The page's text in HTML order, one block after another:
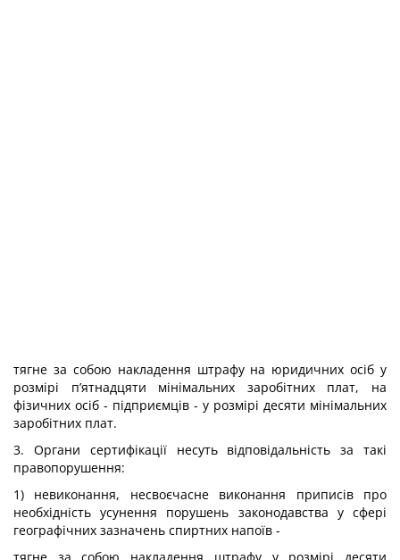
тягне за собою накладення штрафу на юридичних осіб у
розмірі п’ятнадцяти мінімальних заробітних плат, на
фізичних осіб - підприємців - у розмірі десяти мінімальних
заробітних плат.
3. Органи сертифікації несуть відповідальність за такі
правопорушення:
1) невиконання, несвоєчасне виконання приписів про
необхідність усунення порушень законодавства у сфері
географічних зазначень спиртних напоїв -